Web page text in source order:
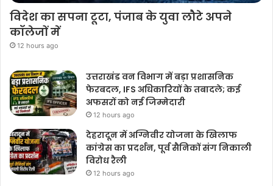
विदेश का सपना टूटा, पंजाब के युवा लौटे अपने
कॉलेजों में
12 hours ago
उत्तराखंड वन विभाग में बड़ा प्रशासनिक
फेरबदल, IFS अधिकारियों के तबादले; कई
अफसरों को नई जिम्मेदारी
12 hours ago
देहरादून में अग्निवीर योजना के खिलाफ
कांग्रेस का प्रदर्शन, पूर्व सैनिकों संग निकाली
विरोध रैली
12 hours ago